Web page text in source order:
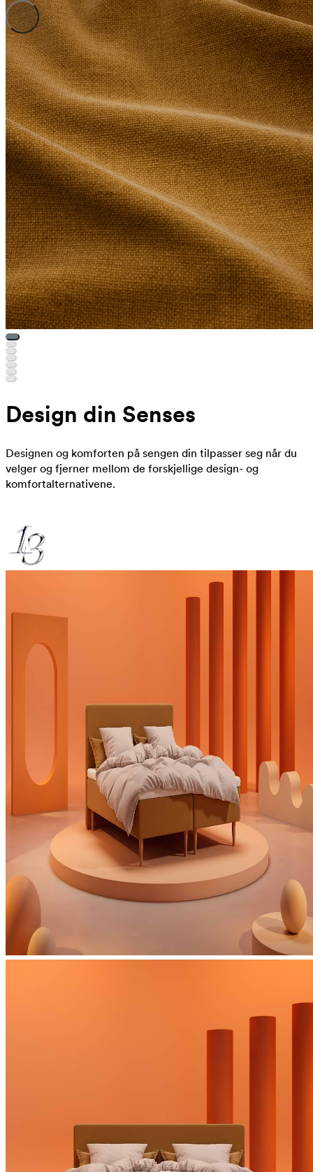
Design din Senses
Designen og komforten på sengen din tilpasser seg når du
velger og fjerner mellom de forskjellige design- og
komfortalternativene.